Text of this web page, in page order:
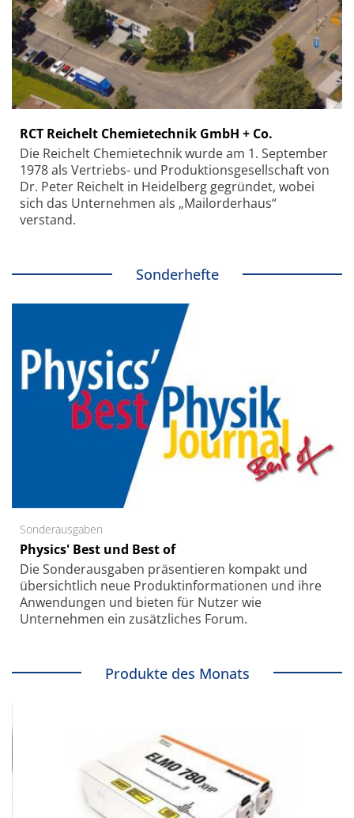
RCT Reichelt Chemietechnik GmbH + Co.
Die Reichelt Chemietechnik wurde am 1. September
1978 als Vertriebs- und Produktionsgesellschaft von
Dr. Peter Reichelt in Heidelberg gegründet, wobei
sich das Unternehmen als „Mailorderhaus“
verstand.
Sonderhefte
Sonderausgaben
Physics' Best und Best of
Die Sonder­ausgaben präsentieren kompakt und
übersichtlich neue Produkt­informationen und ihre
Anwendungen und bieten für Nutzer wie
Unternehmen ein zusätzliches Forum.
Produkte des Monats